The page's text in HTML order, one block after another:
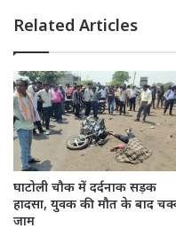
Related Articles
घाटोली चौक में दर्दनाक सड़क
हादसा, युवक की मौत के बाद
जाम